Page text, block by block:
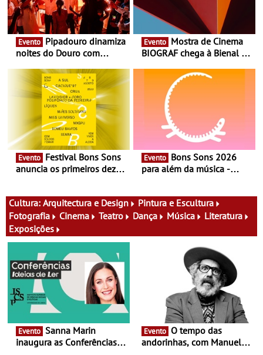
Evento
noites do Douro com
vinho, gastronomia e
música
Evento
BIOGRAF chega à Bienal de
Documentário, ensaio
fílmico e práticas artísticas
Evento
anuncia os primeiros dez
Evento
para além da música -
atividades para toda a
família e muito mais
Cultura: Arquitectura e Design
Pintura e Escultura
Fotografia
Cinema Teatro Dança Música
Literatura
Exposições
Evento
inaugura as Conferências
Evento
andorinhas, com Manuel